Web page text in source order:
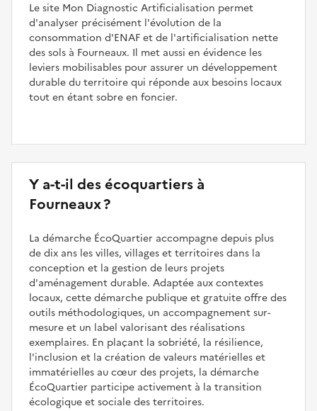
Le site Mon Diagnostic Artificialisation permet
d'analyser précisément l'évolution de la
consommation d'ENAF et de l'artificialisation nette
des sols à Fourneaux. Il met aussi en évidence les
leviers mobilisables pour assurer un développement
durable du territoire qui réponde aux besoins locaux
tout en étant sobre en foncier.
Y a-t-il des écoquartiers à
Fourneaux ?
La démarche ÉcoQuartier accompagne depuis plus
de dix ans les villes, villages et territoires dans la
conception et la gestion de leurs projets
d'aménagement durable. Adaptée aux contextes
locaux, cette démarche publique et gratuite offre des
outils méthodologiques, un accompagnement sur-
mesure et un label valorisant des réalisations
exemplaires. En plaçant la sobriété, la résilience,
l'inclusion et la création de valeurs matérielles et
immatérielles au cœur des projets, la démarche
ÉcoQuartier participe activement à la transition
écologique et sociale des territoires.